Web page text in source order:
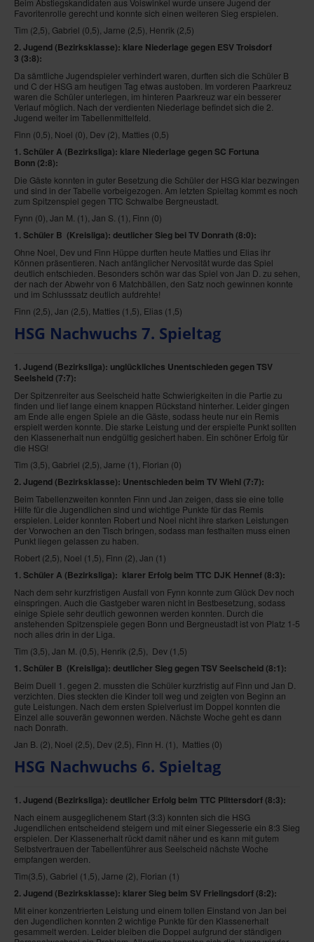
Beim Abstiegskandidaten aus Voiswinkel wurde unsere Jugend der
Favoritenrolle gerecht und konnte sich einen weiteren Sieg erspielen.
Tim (2,5), Gabriel (0,5), Jarne (2,5), Henrik (2,5)
2. Jugend (Bezirksklasse): klare Niederlage gegen ESV Troisdorf
3 (3:8):
Da sämtliche Jugendspieler verhindert waren, durften sich die Schüler B
und C der HSG am heutigen Tag etwas austoben. Im vorderen Paarkreuz
waren die Schüler unterlegen, im hinteren Paarkreuz war ein besserer
Verlauf möglich. Nach der verdienten Niederlage befindet sich die 2.
Jugend weiter im Tabellenmittelfeld.
Finn (0,5), Noel (0), Dev (2), Matties (0,5)
1. Schüler A (Bezirksliga): klare Niederlage gegen SC Fortuna
Bonn(2:8):
Die Gäste konnten in guter Besetzung die Schüler der HSG klar bezwingen
und sind in der Tabelle vorbeigezogen. Am letzten Spieltag kommt es noch
zum Spitzenspiel gegen TTC Schwalbe Bergneustadt.
Fynn (0), Jan M. (1), Jan S. (1), Finn (0)
1. Schüler B (Kreisliga): deutlicher Sieg bei TV Donrath(8:0):
Ohne Noel, Dev und Finn Hüppe durften heute Matties und Elias ihr
Können präsentieren. Nach anfänglicher Nervosität wurde das Spiel
deutlich entschieden. Besonders schön war das Spiel von Jan D. zu sehen,
der nach der Abwehr von 6 Matchbällen, den Satz noch gewinnen konnte
und im Schlusssatz deutlich aufdrehte!
Finn (2,5), Jan (2,5), Matties (1,5), Elias (1,5)
HSG Nachwuchs 7. Spieltag
1. Jugend (Bezirksliga): unglückliches Unentschieden gegen TSV
Seelsheid(7:7):
Der Spitzenreiter aus Seelscheid hatte Schwierigkeiten in die Partie zu
finden und lief lange einem knappen Rückstand hinterher. Leider gingen
am Ende alle engen Spiele an die Gäste, sodass heute nur ein Remis
erspielt werden konnte. Die starke Leistung und der erspielte Punkt sollten
den Klassenerhalt nun endgültig gesichert haben. Ein schöner Erfolg für
die HSG!
Tim (3,5), Gabriel (2,5), Jarne (1), Florian (0)
2. Jugend (Bezirksklasse): Unentschieden beim TV Wiehl(7:7):
Beim Tabellenzweiten konnten Finn und Jan zeigen, dass sie eine tolle
Hilfe für die Jugendlichen sind und wichtige Punkte für das Remis
erspielen. Leider konnten Robert und Noel nicht ihre starken Leistungen
der Vorwochen an den Tisch bringen, sodass man festhalten muss einen
Punkt liegen gelassen zu haben.
Robert (2,5), Noel (1,5), Finn (2), Jan (1)
1. Schüler A (Bezirksliga): klarer Erfolg beim TTC DJK Hennef(8:3):
Nach dem sehr kurzfristigen Ausfall von Fynn konnte zum Glück Dev noch
einspringen. Auch die Gastgeber waren nicht in Bestbesetzung, sodass
einige Spiele sehr deutlich gewonnen werden konnten. Durch die
anstehenden Spitzenspiele gegen Bonn und Bergneustadt ist von Platz 1-5
noch alles drin in der Liga.
Tim (3,5), Jan M. (0,5), Henrik (2,5), Dev (1,5)
1. Schüler B (Kreisliga): deutlicher Sieg gegen TSV Seelscheid(8:1):
Beim Duell 1. gegen 2. mussten die Schüler kurzfristig auf Finn und Jan D.
verzichten. Dies steckten die Kinder toll weg und zeigten von Beginn an
gute Leistungen. Nach dem ersten Spielverlust im Doppel konnten die
Einzel alle souverän gewonnen werden. Nächste Woche geht es dann
nach Donrath.
Jan B. (2), Noel (2,5), Dev (2,5), Finn H. (1), Matties (0)
HSG Nachwuchs 6. Spieltag
1. Jugend (Bezirksliga): deutlicher Erfolg beim TTC Plittersdorf(8:3):
Nach einem ausgeglichenem Start (3:3) konnten sich die HSG
Jugendlichen entscheidend steigern und mit einer Siegesserie ein 8:3 Sieg
erspielen. Der Klassenerhalt rückt damit näher und es kann mit gutem
Selbstvertrauen der Tabellenführer aus Seelscheid nächste Woche
empfangen werden.
Tim(3,5), Gabriel (1,5), Jarne (2), Florian (1)
2. Jugend (Bezirksklasse): klarer Sieg beim SV Frielingsdorf(8:2):
Mit einer konzentrierten Leistung und einem tollen Einstand von Jan bei
den Jugendlichen konnten 2 wichtige Punkte für den Klassenerhalt
gesammelt werden. Leider bleiben die Doppel aufgrund der ständigen